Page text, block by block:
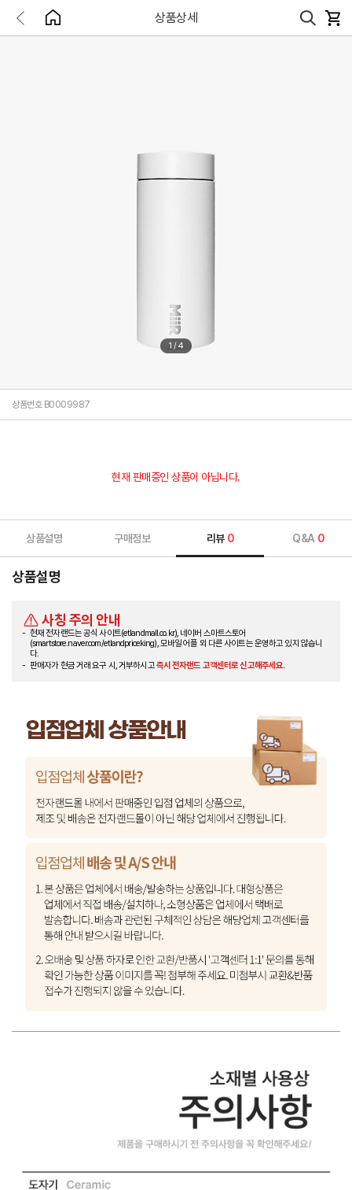
상품상세
1 /4
상품번호 B0009987
현재 판매중인 상품이 아닙니다.
상품설명 구매정보 리뷰 0 Q&A 0
상품설명
사칭 주의 안내
현재 전자랜드는 공식 사이트(etlandmall.co.kr), 네이버 스마트스토어
(smartstore.naver.com/etlandpriceking), 모바일 어플 외 다른 사이트는 운영하고 있지 않습니
다.
판매자가 현금 거래 요구 시, 거부하시고즉시 전자랜드 고객센터로 신고해주세요.